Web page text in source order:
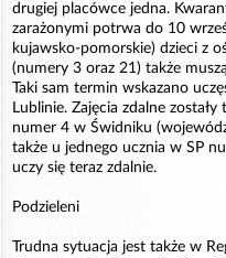
drugiej placówce jedna.
zarażonymi potrwa do 10
kujawsko-pomorskie) dzieci z
(numery 3 oraz 21) także
Taki sam termin wskazano
Lublinie. Zajęcia zdalne
numer 4 w Świdniku
także u jednego ucznia w SP
uczy się teraz zdalnie.
Podzieleni
Trudna sytuacja jest także w